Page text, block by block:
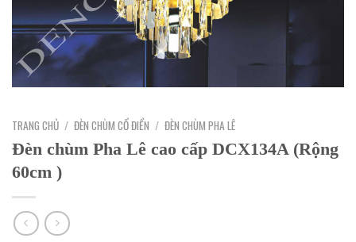
TRANG CHỦ / ĐÈN CHÙM CỔ ĐIỂN / ĐÈN CHÙM PHA LÊ
Đèn chùm Pha Lê cao cấp DCX134A (Rộng
60cm )